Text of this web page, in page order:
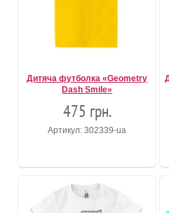
Дитяча футболка «Geometry
Dash Smile»
475 грн.
Артикул: 302339-ua